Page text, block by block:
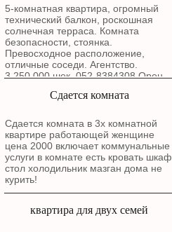
5-комнатная квартира, огромный
технический балкон, роскошная
солнечная терраса. Комната
безопасности, стоянка.
Превосходное расположение,
отличные соседи. Агентство.
3,250,000 шек. 052-8384308 Орен.
Сдается комната
Сдается комната в 3х комнатной
квартире работающей женщине
цена 2000 включает коммунальные
услуги в комнате есть кровать шкаф
стол холодильник мазган дома не
курить!
квартира для двух семей